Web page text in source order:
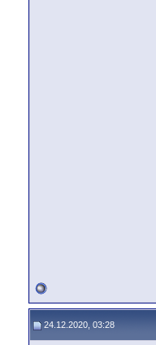
24.12.2020, 03:28